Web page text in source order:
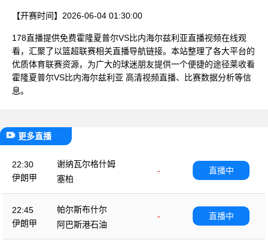
【开赛时间】 2026-06-04 01:30:00
178直播提供免费霍隆夏普尔VS比内海尔兹利亚直播视频在线观
看，汇聚了以篮超联赛相关直播导航链接。本站整理了各大平台的
优质体育联赛资源，为广大的球迷朋友提供一个便捷的途径莱收看
霍隆夏普尔VS比内海尔兹利亚 高清视频直播、比赛数据分析等信
息。
更多直播
22:30
伊朗甲
谢纳瓦尔格什姆
-
塞柏
直播中
22:45
伊朗甲
帕尔斯布什尔
-
阿巴斯港石油
直播中